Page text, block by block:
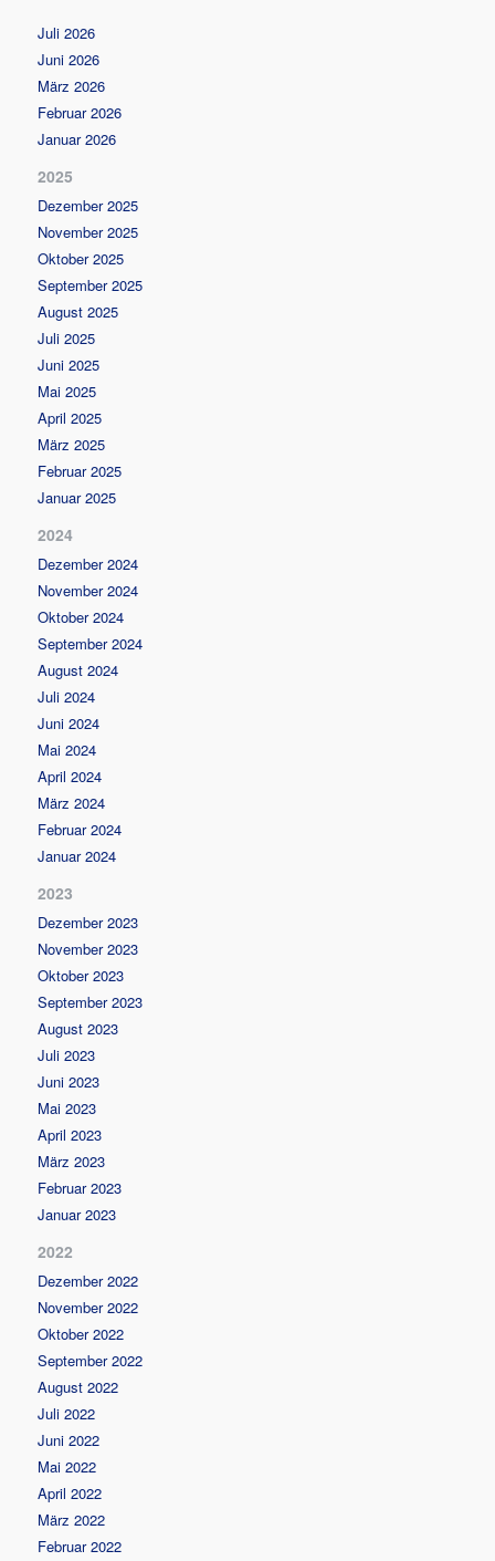
Juli 2026
Juni 2026
März 2026
Februar 2026
Januar 2026
2025
Dezember 2025
November 2025
Oktober 2025
September 2025
August 2025
Juli 2025
Juni 2025
Mai 2025
April 2025
März 2025
Februar 2025
Januar 2025
2024
Dezember 2024
November 2024
Oktober 2024
September 2024
August 2024
Juli 2024
Juni 2024
Mai 2024
April 2024
März 2024
Februar 2024
Januar 2024
2023
Dezember 2023
November 2023
Oktober 2023
September 2023
August 2023
Juli 2023
Juni 2023
Mai 2023
April 2023
März 2023
Februar 2023
Januar 2023
2022
Dezember 2022
November 2022
Oktober 2022
September 2022
August 2022
Juli 2022
Juni 2022
Mai 2022
April 2022
März 2022
Februar 2022